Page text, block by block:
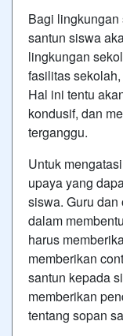
Bagi
santun siswa
lingkungan
fasilitas
Hal ini tentu
kondusif, dan
terganggu.
Untuk
upaya yang
siswa. Guru
dalam
harus
memberikan
santun kepada
memberikan
tentang sopan